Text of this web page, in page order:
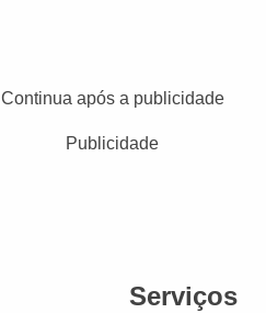
Continua após a publicidade
Publicidade
Serviços